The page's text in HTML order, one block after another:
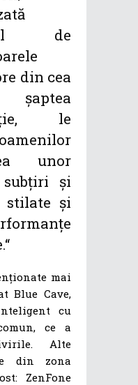
de
din cea
le
unor
subțiri și
stilate și
mai
Blue Cave,
cu
ce a
Alte
din zona
ZenFone